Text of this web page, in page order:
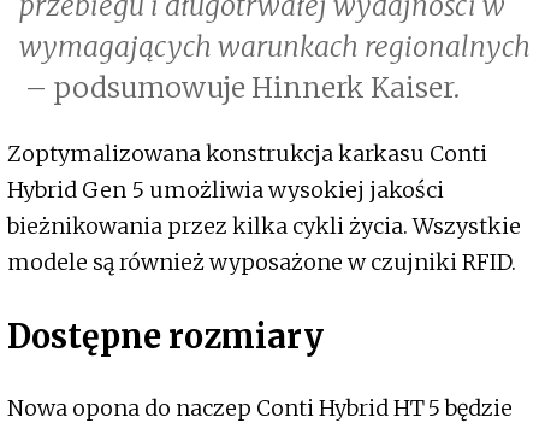
wymagających warunkach regionalnych
– podsumowuje Hinnerk Kaiser.
Zoptymalizowana konstrukcja karkasu Conti
Hybrid Gen 5 umożliwia wysokiej jakości
bieżnikowania przez kilka cykli życia. Wszystkie
modele są również wyposażone w czujniki RFID.
Dostępne rozmiary
Nowa opona do naczep Conti Hybrid HT 5 będzie